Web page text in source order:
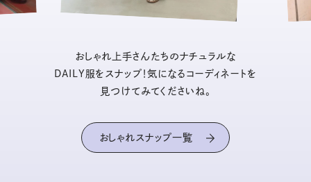
おしゃれ上手さんたちのナチュラルな
DAILY服をスナップ！気になるコーディネートを
見つけてみてくださいね。
おしゃれスナップ一覧